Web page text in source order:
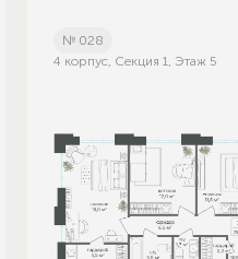
№ 028
4 корпус, Секция 1, Этаж 5